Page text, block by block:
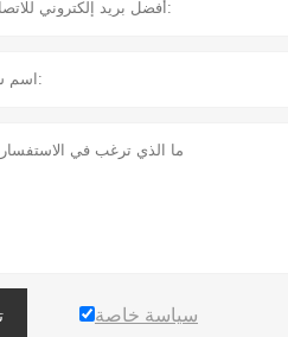
سياسة خاصة